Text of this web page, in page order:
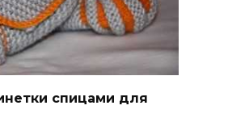
спицами для